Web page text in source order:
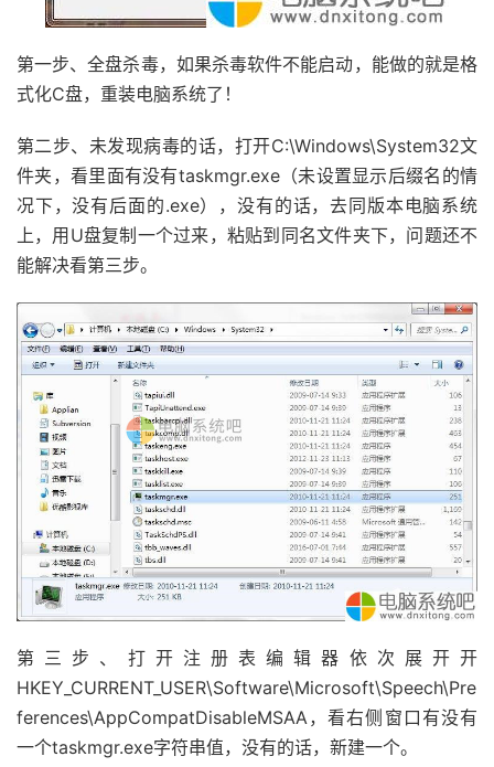
第一步、全盘杀毒，如果杀毒软件不能启动，能做的就是格
式化C盘，重装电脑系统了！
第二步、未发现病毒的话，打开C:\Windows\System32文
件夹，看里面有没有taskmgr.exe（未设置显示后缀名的情
况下，没有后面的.exe），没有的话，去同版本电脑系统
上，用U盘复制一个过来，粘贴到同名文件夹下，问题还不
能解决看第三步。
第三步、打开注册表编辑器依次展开开
HKEY_CURRENT_USER\Software\Microsoft\Speech\Pre
ferences\AppCompatDisableMSAA，看右侧窗口有没有
一个taskmgr.exe字符串值，没有的话，新建一个。